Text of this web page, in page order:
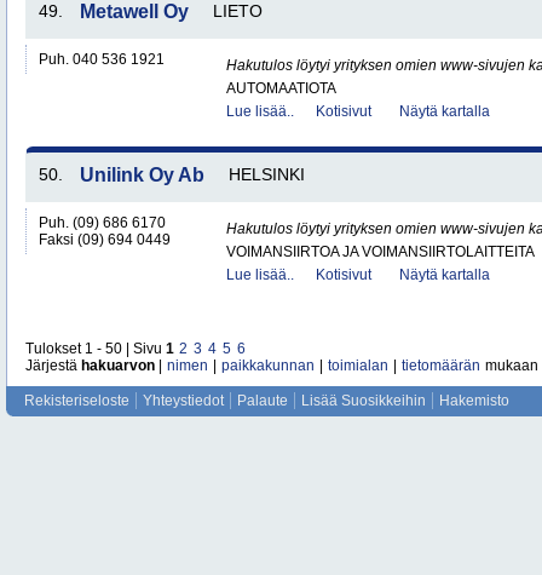
49. Metawell Oy LIETO
Puh. 040 536 1921
Hakutulos löytyi yrityksen omien www-sivujen
AUTOMAATIOTA
Lue lisää..
Kotisivut Näytä kartalla
50. Unilink Oy Ab HELSINKI
Puh. (09) 686 6170
Faksi (09) 694 0449
Hakutulos löytyi yrityksen omien www-sivujen
VOIMANSIIRTOA JA VOIMANSIIRTOLAITTEITA
Lue lisää..
Kotisivut Näytä kartalla
Tulokset 1 - 50 | Sivu 1 2 3 4 5 6
Järjestä hakuarvon nimen paikkakunnan toimialan tietomäärän mukaan
Rekisteriseloste Yhteystiedot Palaute Lisää Suosikkeihin Hakemisto